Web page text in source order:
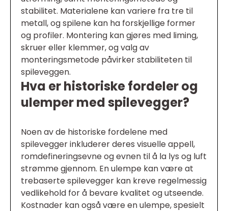
stabilitet. Materialene kan variere fra tre til
metall, og spilene kan ha forskjellige former
og profiler. Montering kan gjøres med liming,
skruer eller klemmer, og valg av
monteringsmetode påvirker stabiliteten til
spileveggen.
Hva er historiske fordeler og
ulemper med spilevegger?
Noen av de historiske fordelene med
spilevegger inkluderer deres visuelle appell,
romdefineringsevne og evnen til å la lys og luft
strømme gjennom. En ulempe kan være at
trebaserte spilevegger kan kreve regelmessig
vedlikehold for å bevare kvalitet og utseende.
Kostnader kan også være en ulempe, spesielt